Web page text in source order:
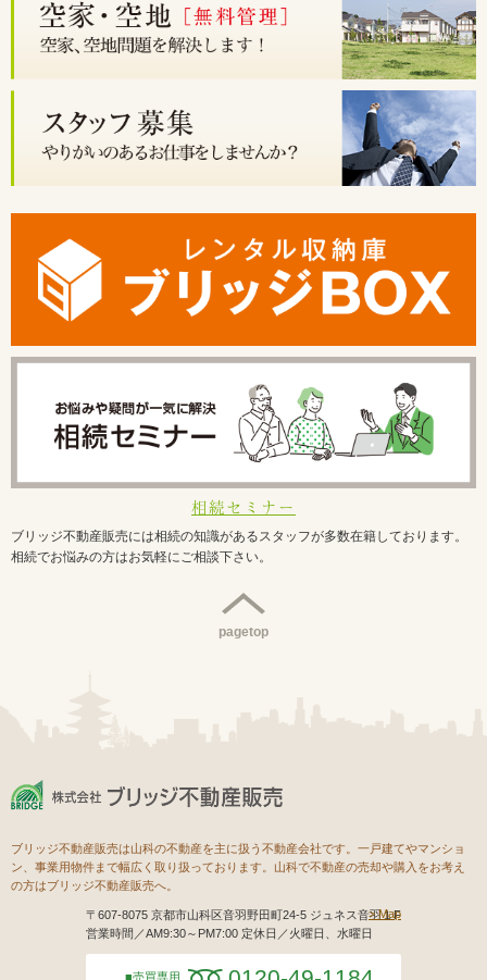
相続セミナー
ブリッジ不動産販売には相続の知識があるスタッフが多数在籍しております。
相続でお悩みの方はお気軽にご相談下さい。
pagetop
ブリッジ不動産販売は山科の不動産を主に扱う不動産会社です。一戸建てやマンショ
ン、事業用物件まで幅広く取り扱っております。山科で不動産の売却や購入をお考え
の方はブリッジ不動産販売へ。
Map
〒607-8075 京都市山科区音羽野田町24-5 ジュネス音羽１F
営業時間／AM9:30～PM7:00 定休日／火曜日、水曜日
売買専用